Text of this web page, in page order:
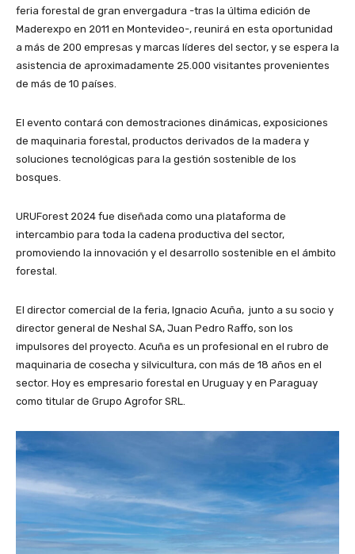
feria forestal de gran envergadura -tras la última edición de
Maderexpo en 2011 en Montevideo-, reunirá en esta oportunidad
a más de 200 empresas y marcas líderes del sector, y se espera la
asistencia de aproximadamente 25.000 visitantes provenientes
de más de 10 países.
El evento contará con demostraciones dinámicas, exposiciones
de maquinaria forestal, productos derivados de la madera y
soluciones tecnológicas para la gestión sostenible de los
bosques.
URUForest 2024 fue diseñada como una plataforma de
intercambio para toda la cadena productiva del sector,
promoviendo la innovación y el desarrollo sostenible en el ámbito
forestal.
El director comercial de la feria, Ignacio Acuña, junto a su socio y
director general de Neshal SA, Juan Pedro Raffo, son los
impulsores del proyecto. Acuña es un profesional en el rubro de
maquinaria de cosecha y silvicultura, con más de 18 años en el
sector. Hoy es empresario forestal en Uruguay y en Paraguay
como titular de Grupo Agrofor SRL.